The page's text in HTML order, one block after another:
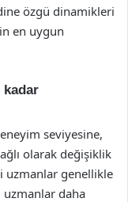
özgü dinamikleri
en uygun
kadar
seviyesine,
olarak değişiklik
uzmanlar genellikle
uzmanlar daha